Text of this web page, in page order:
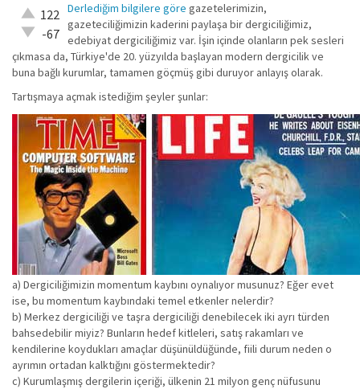
Çok iyi!
122
O kadar
-67
Derlediğim bilgilere göre gazetelerimizin,
gazeteciliğimizin kaderini paylaşa bir dergiciliğimiz,
edebiyat dergiciliğimiz var. İşin içinde olanların pek sesleri
çıkmasa da, Türkiye'de 20. yüzyılda başlayan modern dergicilik ve
buna bağlı kurumlar, tamamen göçmüş gibi duruyor anlayış olarak.
Tartışmaya açmak istediğim şeyler şunlar:
a) Dergiciliğimizin momentum kaybını oynalıyor musunuz? Eğer evet
ise, bu momentum kaybındaki temel etkenler nelerdir?
b) Merkez dergiciliği ve taşra dergiciliği denebilecek iki ayrı türden
bahsedebilir miyiz? Bunların hedef kitleleri, satış rakamları ve
kendilerine koydukları amaçlar düşünüldüğünde, fiili durum neden o
ayrımın ortadan kalktığını göstermektedir?
c) Kurumlaşmış dergilerin içeriği, ülkenin 21 milyon genç nüfusunu